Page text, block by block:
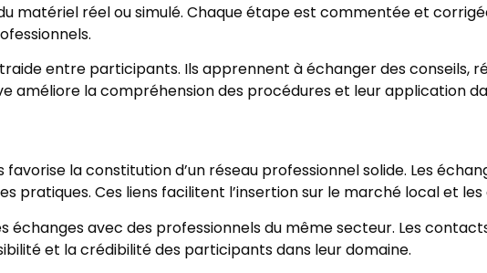
matériel réel ou simulé. Chaque étape est commentée et
entre participants. Ils apprennent à échanger des conseils,
améliore la compréhension des procédures et leur application
la constitution d’un réseau professionnel solide. Les
Ces liens facilitent l’insertion sur le marché local et
avec des professionnels du même secteur. Les
et la crédibilité des participants dans leur domaine.